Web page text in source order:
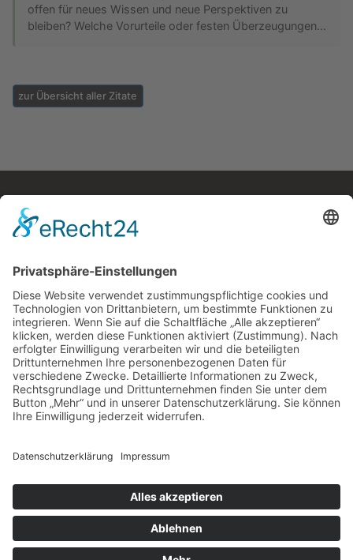
offen für neues Wissen und neue Perspektiven zu
bleiben? Welche Vorurteile oder festen Überzeugungen…
zur Übersicht aller Zitate
Kostenloses E-Book
Memento Mori
Eine philosophische Meditation über das Leben, den
Tod und die Vergänglichkeit.
Mehr Infos zum E-Book →
E-Book
kostenlos
zum
Newsletter
© 2016-2026 Ralph Kurz | Impressum
Kontakt